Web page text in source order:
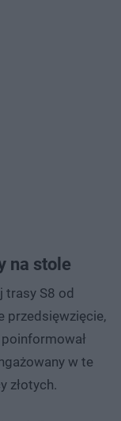
na stole
trasy S8 od
przedsięwzięcie,
w te
złotych.